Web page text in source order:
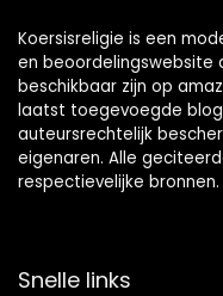
Koersisreligie is een
en beoordelingswebsite
beschikbaar zijn op
laatst toegevoegde
auteursrechtelijk
eigenaren. Alle
respectievelijke bronnen.
Snelle links